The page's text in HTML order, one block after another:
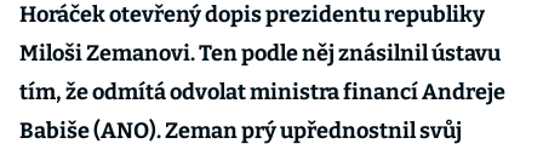
Horáček otevřený dopis prezidentu republiky
Miloši Zemanovi. Ten podle něj znásilnil ústavu
tím, že odmítá odvolat ministra financí Andreje
Babiše (ANO). Zeman prý upřednostnil svůj